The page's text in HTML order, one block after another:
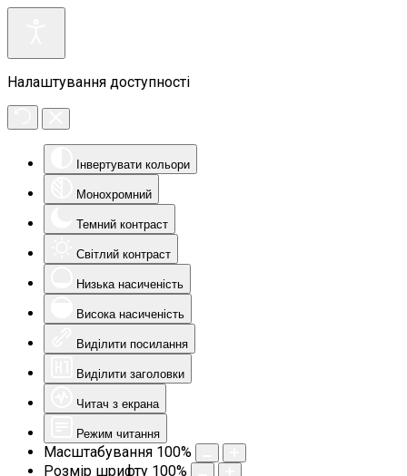
Налаштування доступності
Інвертувати кольори
Монохромний
Темний контраст
Світлий контраст
Низька насиченість
Висока насиченість
Виділити посилання
Виділити заголовки
Читач з екрана
Режим читання
Масштабування 100%
Розмір шрифту 100%